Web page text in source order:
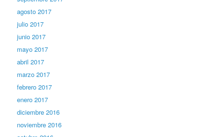
agosto 2017
julio 2017
junio 2017
mayo 2017
abril 2017
marzo 2017
febrero 2017
enero 2017
diciembre 2016
noviembre 2016